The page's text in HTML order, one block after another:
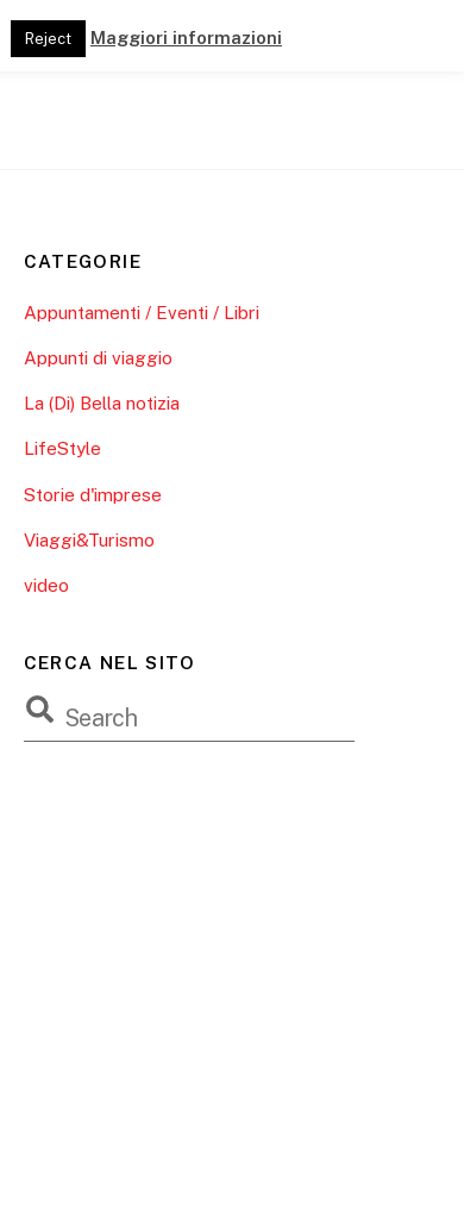
Pubblicazioni Link e Partner
CATEGORIE
Appuntamenti / Eventi / Libri
Appunti di viaggio
La (Di) Bella notizia
LifeStyle
Storie d'imprese
Viaggi&Turismo
video
CERCA NEL SITO
Reject Maggiori informazioni